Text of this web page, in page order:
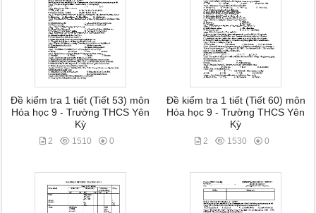
Đề kiểm tra 1 tiết (Tiết 53) môn
Hóa học 9 - Trường THCS Yên
Kỳ
2 1510 0
Đề kiểm tra 1 tiết (Tiết 60) môn
Hóa học 9 - Trường THCS Yên
Kỳ
2 1530 0